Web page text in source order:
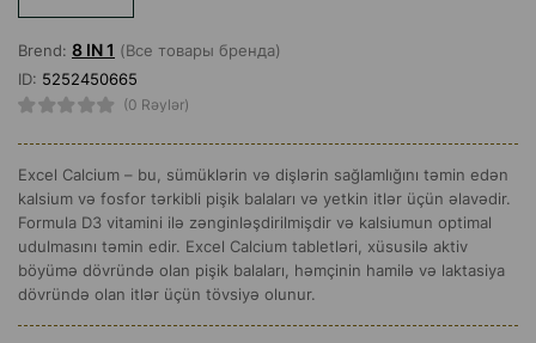
Brend: 8 IN 1 (Все товары бренда)
ID: 5252450665
(0 Rəylər)
Excel Calcium – bu, sümüklərin və dişlərin sağlamlığını təmin edən
kalsium və fosfor tərkibli pişik balaları və yetkin itlər üçün əlavədir.
Formula D3 vitamini ilə zənginləşdirilmişdir və kalsiumun optimal
udulmasını təmin edir. Excel Calcium tabletləri, xüsusilə aktiv
böyümə dövründə olan pişik balaları, həmçinin hamilə və laktasiya
dövründə olan itlər üçün tövsiyə olunur.